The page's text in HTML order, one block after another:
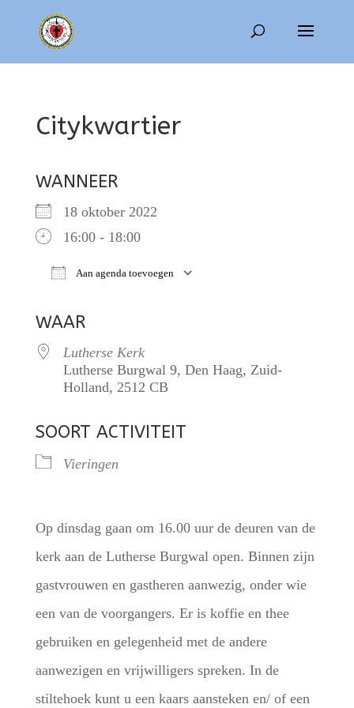
Citykwartier
WANNEER
18 oktober 2022
16:00 - 18:00
Aan agenda toevoegen
WAAR
Lutherse Kerk
Lutherse Burgwal 9, Den Haag, Zuid-
Holland, 2512 CB
SOORT ACTIVITEIT
Vieringen
Op dinsdag gaan om 16.00 uur de deuren van de
kerk aan de Lutherse Burgwal open. Binnen zijn
gastvrouwen en gastheren aanwezig, onder wie
een van de voorgangers. Er is koffie en thee
gebruiken en gelegenheid met de andere
aanwezigen en vrijwilligers spreken. In de
stiltehoek kunt u een kaars aansteken en/ of een